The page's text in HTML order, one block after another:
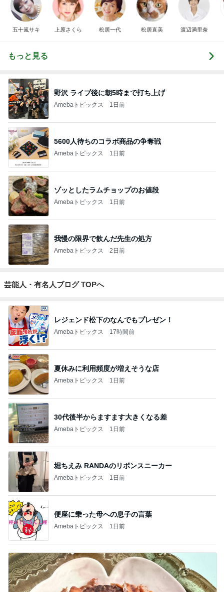
五十嵐サキ 上原さくら 松居一代 松居直美 渡辺満里奈
もっと見る
野沢 ライブ後に朝5時まで打ち上げ
Amebaトピックス 1日前
5600人待ちのコラボ商品の争奪戦
Amebaトピックス 1日前
ゾッとしたラムチョップのお値段
Amebaトピックス 1日前
我慢の限界で飲んだ先生の処方
Amebaトピックス 2日前
芸能人・有名人ブログ TOPへ
レジェンド松下のなんでもプレゼン！
Amebaトピックス 17時間前
夏休みに利用頻度が増えそうな店
Amebaトピックス 1日前
30代後半からますます大きくなる差
Amebaトピックス 1日前
堀ちえみ RANDAのリボンスニーカー
Amebaトピックス 1日前
便座に乗った母への息子の言葉
Amebaトピックス 1日前